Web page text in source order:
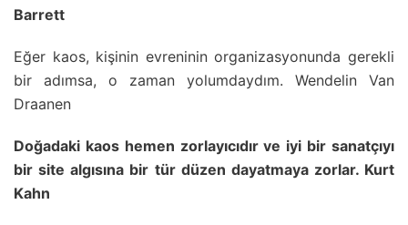
Barrett
Eğer kaos, kişinin evreninin organizasyonunda gerekli
bir adımsa, o zaman yolumdaydım. Wendelin Van
Draanen
Doğadaki kaos hemen zorlayıcıdır ve iyi bir sanatçıyı
bir site algısına bir tür düzen dayatmaya zorlar. Kurt
Kahn